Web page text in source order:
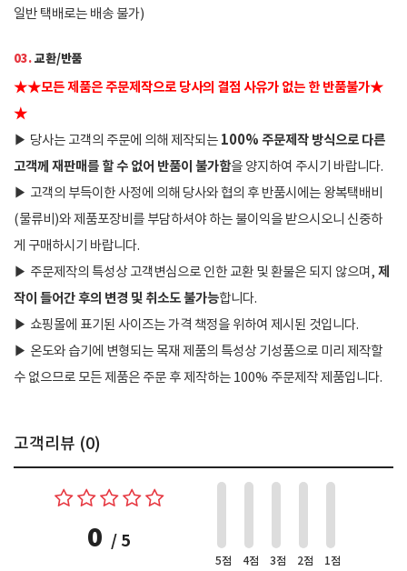
일반 택배로는 배송 불가)
03.교환/반품
★★모든 제품은 주문제작으로 당사의 결점 사유가 없는 한 반품불가★
★
▶ 당사는 고객의 주문에 의해 제작되는 100% 주문제작 방식으로 다른
고객께 재판매를 할 수 없어 반품이 불가함을 양지하여 주시기 바랍니다.
▶ 고객의 부득이한 사정에 의해 당사와 협의 후 반품시에는 왕복택배비
(물류비)와 제품포장비를 부담하셔야 하는 불이익을 받으시오니 신중하
게 구매하시기 바랍니다.
▶ 주문제작의 특성상 고객변심으로 인한 교환 및 환불은 되지 않으며, 제
작이 들어간 후의 변경 및 취소도 불가능합니다.
▶ 쇼핑몰에 표기된 사이즈는 가격 책정을 위하여 제시된 것입니다.
▶ 온도와 습기에 변형되는 목재 제품의 특성상 기성품으로 미리 제작할
수 없으므로 모든 제품은 주문 후 제작하는 100% 주문제작 제품입니다.
고객리뷰 (0)
0 / 5
5점 4점 3점 2점 1점